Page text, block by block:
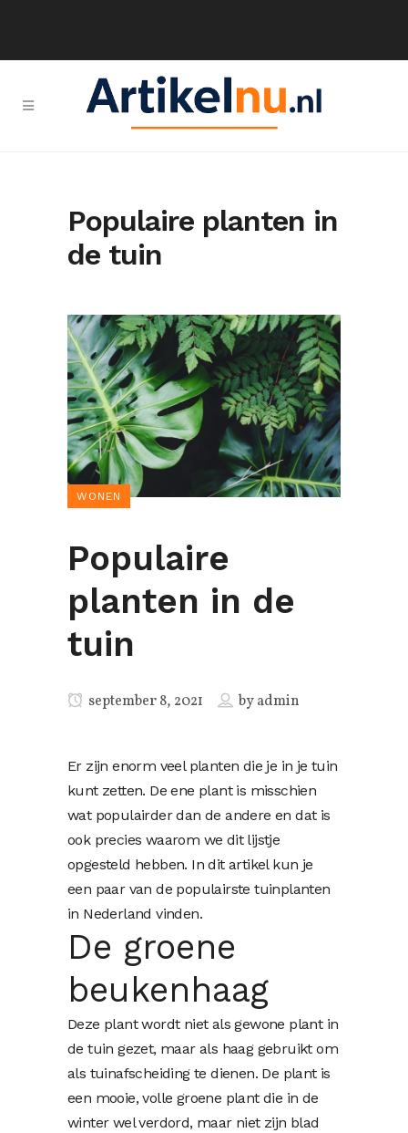
Populaire planten in
de tuin
WONEN
Populaire
planten in de
tuin
september 8, 2021 byadmin
Er zijn enorm veel planten die je in je tuin
kunt zetten. De ene plant is misschien
wat populairder dan de andere en dat is
ook precies waarom we dit lijstje
opgesteld hebben. In dit artikel kun je
een paar van de populairste tuinplanten
in Nederland vinden.
De groene
beukenhaag
Deze plant wordt niet als gewone plant in
de tuin gezet, maar als haag gebruikt om
als tuinafscheiding te dienen. De plant is
een mooie, volle groene plant die in de
winter wel verdord, maar niet zijn blad